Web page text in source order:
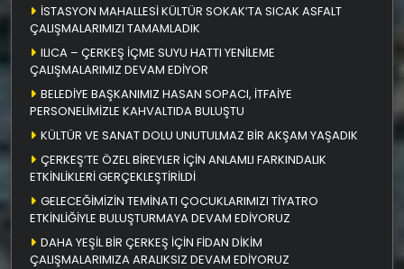
İSTASYON MAHALLESİ KÜLTÜR SOKAK’TA SICAK ASFALT
ÇALIŞMALARIMIZI TAMAMLADIK
ILICA – ÇERKEŞ İÇME SUYU HATTI YENİLEME
ÇALIŞMALARIMIZ DEVAM EDİYOR
BELEDİYE BAŞKANIMIZ HASAN SOPACI, İTFAİYE
PERSONELİMİZLE KAHVALTIDA BULUŞTU
KÜLTÜR VE SANAT DOLU UNUTULMAZ BİR AKŞAM YAŞADIK
ÇERKEŞ’TE ÖZEL BİREYLER İÇİN ANLAMLI FARKINDALIK
ETKİNLİKLERİ GERÇEKLEŞTİRİLDİ
GELECEĞİMİZİN TEMİNATI ÇOCUKLARIMIZI TİYATRO
ETKİNLİĞİYLE BULUŞTURMAYA DEVAM EDİYORUZ
DAHA YEŞİL BİR ÇERKEŞ İÇİN FİDAN DİKİM
ÇALIŞMALARIMIZA ARALIKSIZ DEVAM EDİYORUZ